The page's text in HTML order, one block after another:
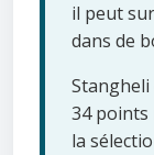
il peut
dans de
Stangheli
34 points
la